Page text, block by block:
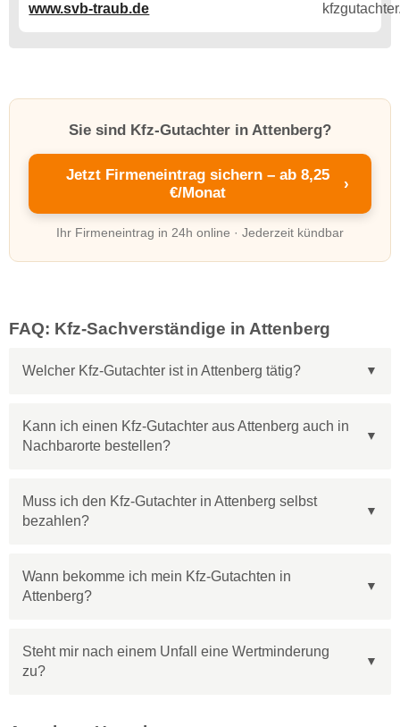
www.svb-traub.de
Sie sind Kfz-Gutachter in Attenberg?
Jetzt Firmeneintrag sichern – ab 8,25
€/Monat
›
Ihr Firmeneintrag in 24h online · Jederzeit kündbar
FAQ: Kfz-Sachverständige in Attenberg
Welcher Kfz-Gutachter ist in Attenberg tätig?
Kann ich einen Kfz-Gutachter aus Attenberg auch in
Nachbarorte bestellen?
Muss ich den Kfz-Gutachter in Attenberg selbst
bezahlen?
Wann bekomme ich mein Kfz-Gutachten in
Attenberg?
Steht mir nach einem Unfall eine Wertminderung
zu?